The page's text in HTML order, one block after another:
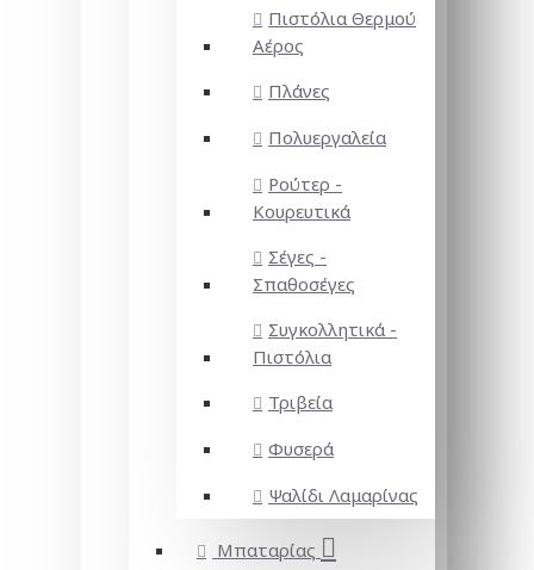
Πιστόλια Θερμού
Αέρος
Πλάνες
Πολυεργαλεία
Ρούτερ -
Κουρευτικά
Σέγες -
Σπαθοσέγες
Συγκολλητικά -
Πιστόλια
Τριβεία
Φυσερά
Ψαλίδι Λαμαρίνας
Μπαταρίας